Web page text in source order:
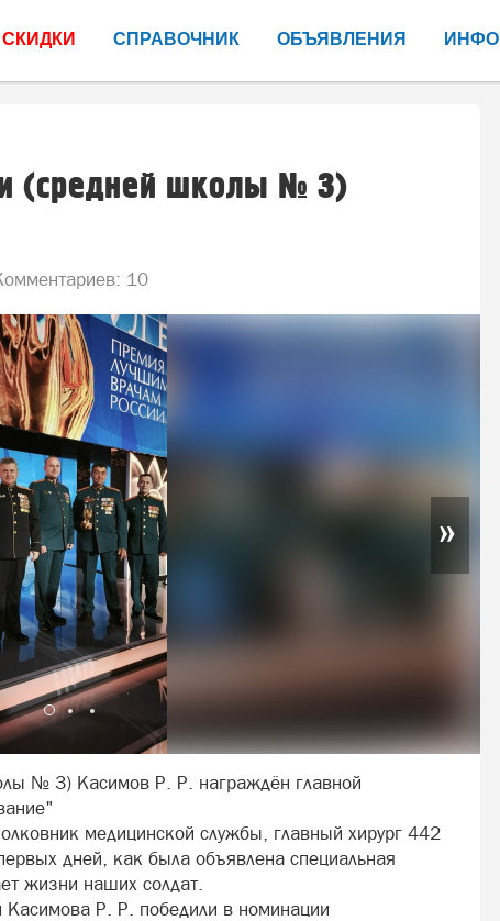
СКИДКИ СПРАВОЧНИК ОБЪЯВЛЕНИЯ ИНФО
(средней школы № 3)
10
»
№ 3) Касимов Р. Р. награждён главной
медицинской службы, главный хирург 442
дней, как была объявлена специальная
жизни наших солдат.
Р. Р. победили в номинации